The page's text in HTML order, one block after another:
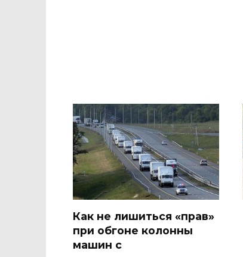
Как не лишиться «прав»
при обгоне колонны
машин с